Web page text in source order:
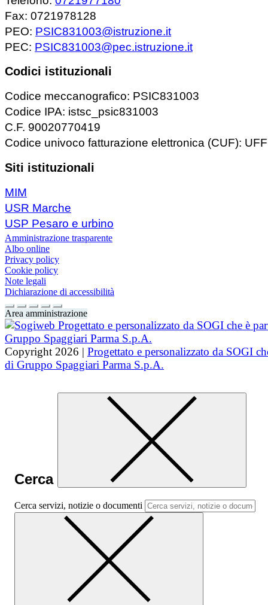
Fax: 0721978128
PEO: PSIC831003@istruzione.it
PEC: PSIC831003@pec.istruzione.it
Codici istituzionali
Codice meccanografico: PSIC831003
Codice IPA: istsc_psic831003
C.F. 90020770419
Codice univoco fatturazione elettronica (CUF):
Siti istituzionali
MIM
USR Marche
USP Pesaro e urbino
Amministrazione trasparente
Albo online
Privacy policy
Cookie policy
Note legali
Dichiarazione di accessibilità
Area amministrazione
Copyright 2026 | Progettato e personalizzato da SOGI
di Gruppo Spaggiari Parma S.p.A.
Cerca
Cerca servizi, notizie o documenti